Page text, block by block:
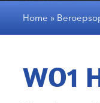
Home »
WO1